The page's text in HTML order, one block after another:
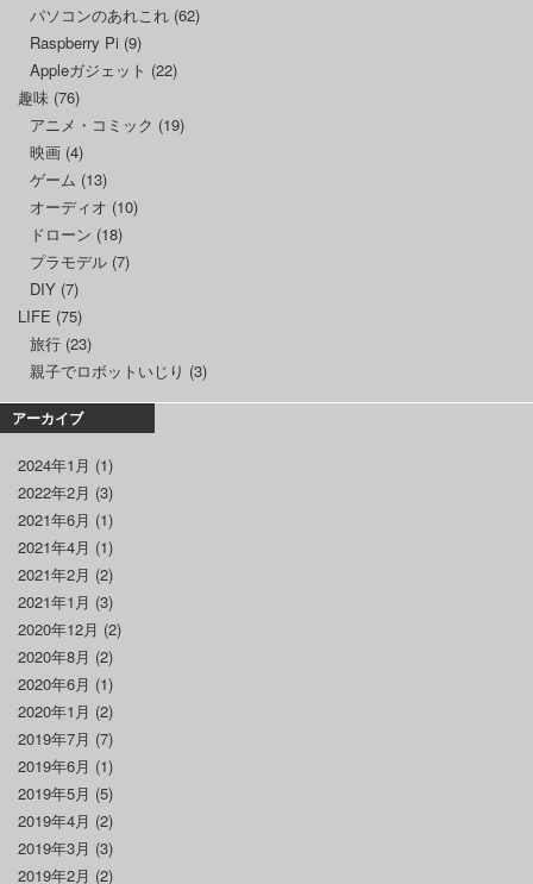
パソコンのあれこれ (62)
Raspberry Pi (9)
Appleガジェット (22)
趣味 (76)
アニメ・コミック (19)
映画 (4)
ゲーム (13)
オーディオ (10)
ドローン (18)
プラモデル (7)
DIY (7)
LIFE (75)
旅行 (23)
親子でロボットいじり (3)
アーカイブ
2024年1月 (1)
2022年2月 (3)
2021年6月 (1)
2021年4月 (1)
2021年2月 (2)
2021年1月 (3)
2020年12月 (2)
2020年8月 (2)
2020年6月 (1)
2020年1月 (2)
2019年7月 (7)
2019年6月 (1)
2019年5月 (5)
2019年4月 (2)
2019年3月 (3)
2019年2月 (2)